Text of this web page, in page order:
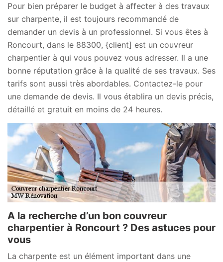
Pour bien préparer le budget à affecter à des travaux
sur charpente, il est toujours recommandé de
demander un devis à un professionnel. Si vous êtes à
Roncourt, dans le 88300, {client] est un couvreur
charpentier à qui vous pouvez vous adresser. Il a une
bonne réputation grâce à la qualité de ses travaux. Ses
tarifs sont aussi très abordables. Contactez-le pour
une demande de devis. Il vous établira un devis précis,
détaillé et gratuit en moins de 24 heures.
A la recherche d’un bon couvreur
charpentier à Roncourt ? Des astuces pour
vous
La charpente est un élément important dans une